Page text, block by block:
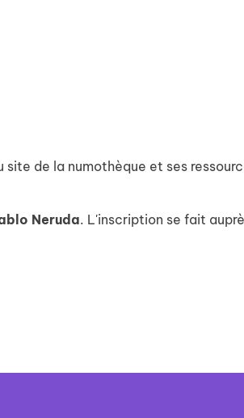
de la numothèque et ses
Neruda. L'inscription se fait